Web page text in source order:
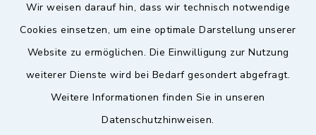
Wir weisen darauf hin, dass wir technisch notwendige
Cookies einsetzen, um eine optimale Darstellung unserer
Website zu ermöglichen. Die Einwilligung zur Nutzung
weiterer Dienste wird bei Bedarf gesondert abgefragt.
Weitere Informationen finden Sie in unseren
Datenschutzhinweisen.
Sicherer Kontakt
Barrierefreiheit
Datenschutz